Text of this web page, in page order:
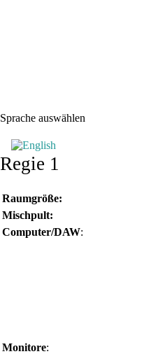
Sprache auswählen
Regie 1
Raumgröße:
Mischpult:
Computer/DAW:
Monitore: